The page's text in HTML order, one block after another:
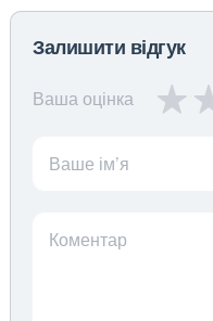
Залишити відгук
Ваша оцінка
Ваше ім’я
Коментар